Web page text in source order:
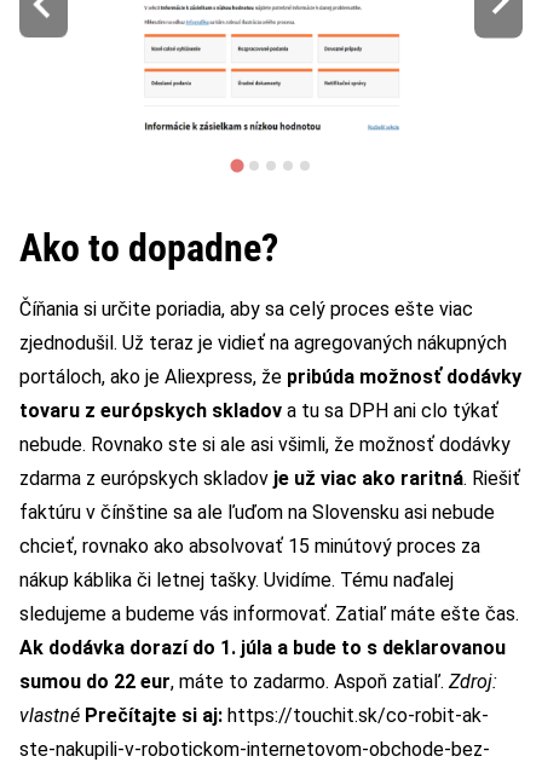
Ako to dopadne?
Číňania si určite poriadia, aby sa celý proces ešte viac
zjednodušil. Už teraz je vidieť na agregovaných nákupných
portáloch, ako je Aliexpress, že pribúda možnosť dodávky
tovaru z európskych skladov a tu sa DPH ani clo týkať
nebude. Rovnako ste si ale asi všimli, že možnosť dodávky
zdarma z európskych skladov je už viac ako raritná. Riešiť
faktúru v čínštine sa ale ľuďom na Slovensku asi nebude
chcieť, rovnako ako absolvovať 15 minútový proces za
nákup káblika či letnej tašky. Uvidíme. Tému naďalej
sledujeme a budeme vás informovať. Zatiaľ máte ešte čas.
Ak dodávka dorazí do 1. júla a bude to s deklarovanou
sumou do 22 eur, máte to zadarmo. Aspoň zatiaľ. Zdroj:
vlastné Prečítajte si aj: https://touchit.sk/co-robit-ak-
ste-nakupili-v-robotickom-internetovom-obchode-bez-